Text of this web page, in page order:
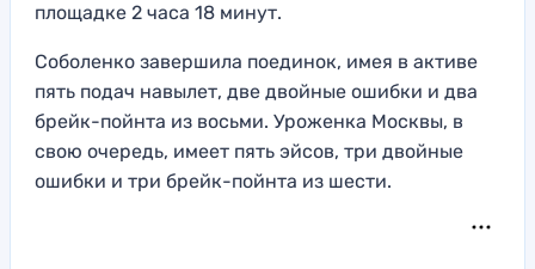
площадке 2 часа 18 минут.
Соболенко завершила поединок, имея в активе
пять подач навылет, две двойные ошибки и два
брейк-пойнта из восьми. Уроженка Москвы, в
свою очередь, имеет пять эйсов, три двойные
ошибки и три брейк-пойнта из шести.